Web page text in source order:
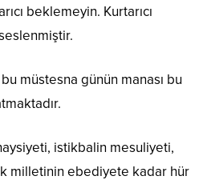
beklemeyin. Kurtarıcı
müstesna günün manası bu
istikbalin mesuliyeti,
milletinin ebediyete kadar hür